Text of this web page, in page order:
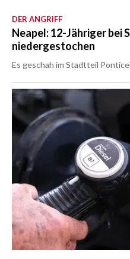
DER ANGRIFF
Neapel: 12-Jähriger bei
niedergestochen
Es geschah im Stadtteil